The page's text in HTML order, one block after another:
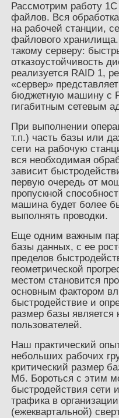
Рассмотрим работу
файлов. Вся
на рабочей станции,
файлового
такому серверу:
отказоустойчивость
реализуется RAID 1,
«сервер»
бюджетную машину с
гигабитным сетевым
При выполнении
т.п.) часть базы или
сети на рабочую
вся необходимая
зависит
первую очередь от
пропускной
машина будет более
выполнять проводки.
Еще одним важным
базы данных, с ее
пределов
геометрической
местом становится
основным фактором
быстродействие и
размер базы является
пользователей.
Наш практический
небольших рабочих
критический размер
Мб. Бороться с этим
быстродействия сети
трафика в
(ежеквартальной)